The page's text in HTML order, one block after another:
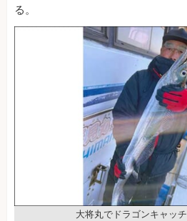
る。
大将丸でドラゴンキャッチ